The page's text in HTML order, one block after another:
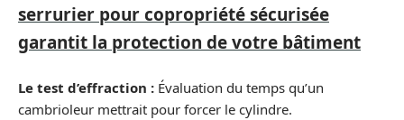
serrurier pour copropriété sécurisée
garantit la protection de votre bâtiment
Le test d’effraction : Évaluation du temps qu’un
cambrioleur mettrait pour forcer le cylindre.